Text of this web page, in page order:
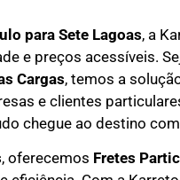
paraSete Lagoas, a
e preços acessíveis.
Cargas, temos a
e clientes
chegue ao destino
, oferecemos Fretes